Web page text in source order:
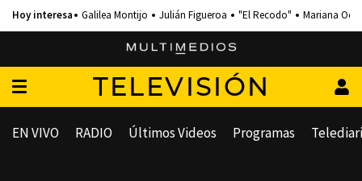
Galilea Montijo Julián Figueroa "El Recodo" Mariana
TELEVISIÓN
EN VIVO RADIO Últimos Videos Programas